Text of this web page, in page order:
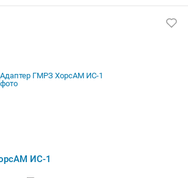
ИС-1